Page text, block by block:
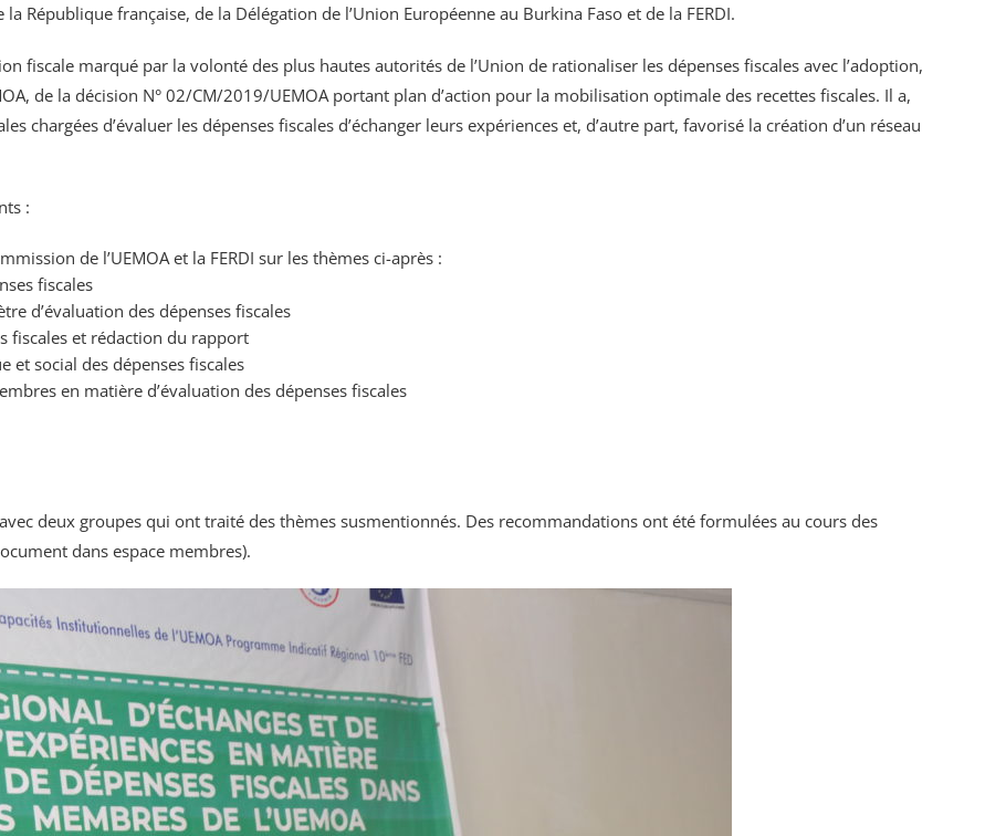
République française, de la Délégation de l’Union Européenne au Burkina Faso et de la FERDI.
fiscale marqué par la volonté des plus hautes autorités de l’Union de rationaliser les dépenses fiscales avec l’adoption,
de la décision N° 02/CM/2019/UEMOA portant plan d’action pour la mobilisation optimale des recettes fiscales. Il a,
chargées d’évaluer les dépenses fiscales d’échanger leurs expériences et, d’autre part, favorisé la création d’un réseau
:
de l’UEMOA et la FERDI sur les thèmes ci-après :
fiscales
d’évaluation des dépenses fiscales
fiscales et rédaction du rapport
et social des dépenses fiscales
en matière d’évaluation des dépenses fiscales
deux groupes qui ont traité des thèmes susmentionnés. Des recommandations ont été formulées au cours des
dans espace membres).